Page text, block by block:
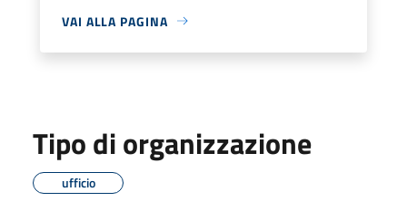
VAI ALLA PAGINA
Tipo di organizzazione
ufficio